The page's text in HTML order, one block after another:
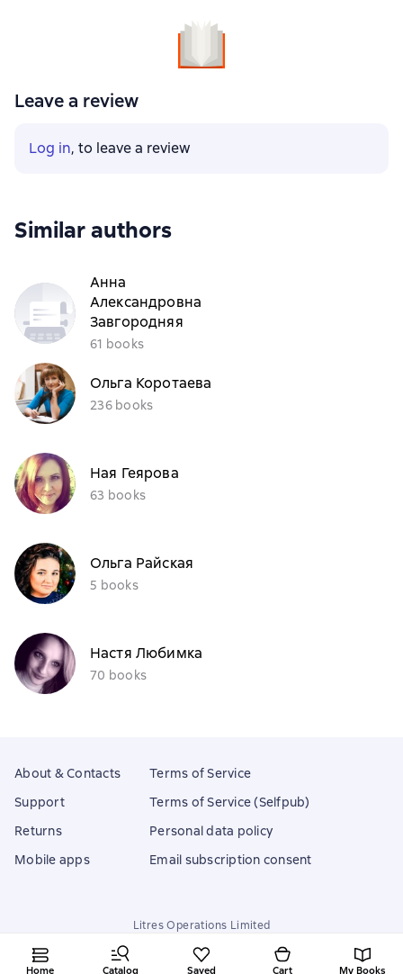
Home Catalog Saved Cart My Books
Leave a review
Log in, to leave a review
Similar authors
Анна
Александровна
Завгородняя
61 books
Ольга Коротаева
236 books
Ная Геярова
63 books
Ольга Райская
5 books
Настя Любимка
70 books
About & Contacts
Support
Returns
Mobile apps
Terms of Service
Terms of Service (Selfpub)
Personal data policy
Email subscription consent
Litres Operations Limited